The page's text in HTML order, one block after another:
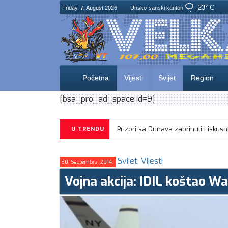
Friday, 7. August 2026. Unsko-sanski kanton 23° C
Početna Vijesti Svijet Region
[bsa_pro_ad_space id=9]
U TRENDU Prizori sa Dunava zabrinuli i
30. Septembra. 2014. Svijet, Vijesti
Vojna akcija: IDIL koštao